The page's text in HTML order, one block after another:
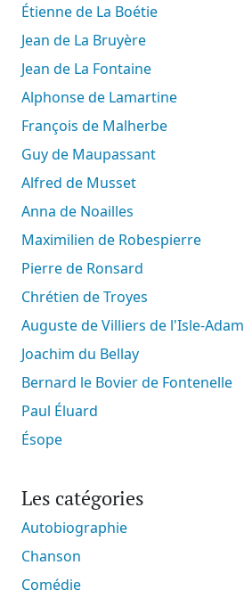
Étienne de La Boétie
Jean de La Bruyère
Jean de La Fontaine
Alphonse de Lamartine
François de Malherbe
Guy de Maupassant
Alfred de Musset
Anna de Noailles
Maximilien de Robespierre
Pierre de Ronsard
Chrétien de Troyes
Auguste de Villiers de l'Isle-Adam
Joachim du Bellay
Bernard le Bovier de Fontenelle
Paul Éluard
Ésope
Les catégories
Autobiographie
Chanson
Comédie